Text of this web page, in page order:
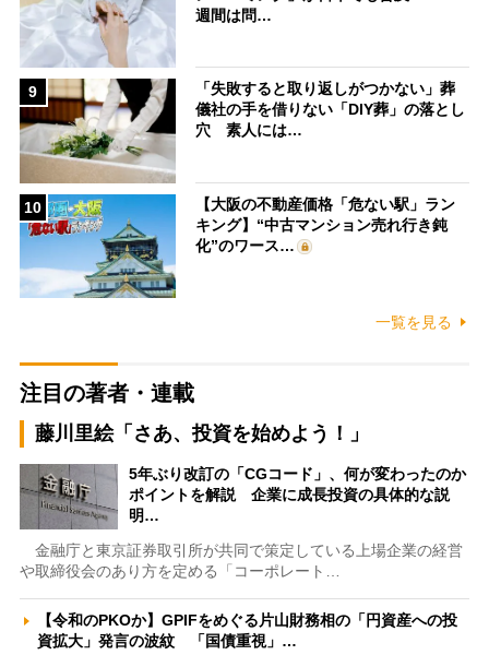
週間は問…
9
「失敗すると取り返しがつかない」葬
儀社の手を借りない「DIY葬」の落とし
穴 素人には…
10
【大阪の不動産価格「危ない駅」ラン
キング】“中古マンション売れ行き鈍
化”のワース…
一覧を見る
注目の著者・連載
藤川里絵「さあ、投資を始めよう！」
5年ぶり改訂の「CGコード」、何が変わったのか
ポイントを解説 企業に成長投資の具体的な説
明…
金融庁と東京証券取引所が共同で策定している上場企業の経営
や取締役会のあり方を定める「コーポレート…
【令和のPKOか】GPIFをめぐる片山財務相の「円資産への投
資拡大」発言の波紋 「国債重視」…